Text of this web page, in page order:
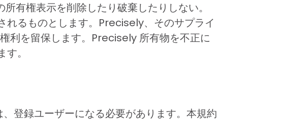
有権表示を削除したり破棄したりしない。
れるものとします。Precisely、そのサプライ
利を留保します。Precisely 所有物を不正に
。
登録ユーザーになる必要があります。本規約